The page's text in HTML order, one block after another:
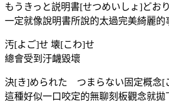
もうきっと説明書[せつめいしょ]ど
一定就像說明書所說的太過完美綺麗的
汚[よご]せ 壊[こわ]せ
總會受到汙衊毀壞
決[き]められた つまらない固定概念[
這種好似一口咬定的無聊刻板觀念就拋